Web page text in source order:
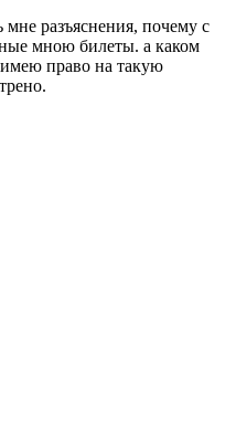
разъяснения, почему с
мною билеты. а каком
право на такую